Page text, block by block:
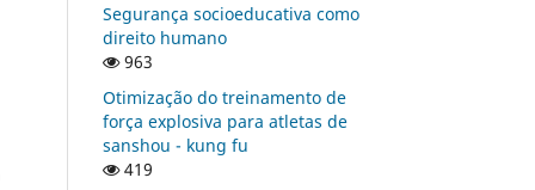
Segurança socioeducativa como
direito humano
963
Otimização do treinamento de
força explosiva para atletas de
sanshou - kung fu
419